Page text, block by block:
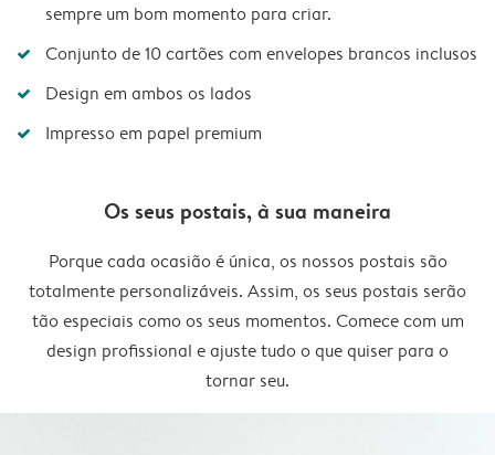
sempre um bom momento para criar.
Conjunto de 10 cartões com envelopes brancos inclusos
Design em ambos os lados
Impresso em papel premium
Os seus postais, à sua maneira
Porque cada ocasião é única, os nossos postais são
totalmente personalizáveis. Assim, os seus postais serão
tão especiais como os seus momentos. Comece com um
design profissional e ajuste tudo o que quiser para o
tornar seu.